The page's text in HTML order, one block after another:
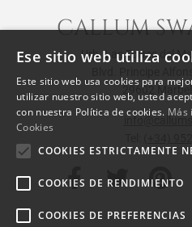
CALLUM
Urb. Las Torres del
29602
Ese sitio web utiliza
Este sitio web usa cookies para
utilizar nuestro sitio web, usted
con nuestra Política de cookies. Más
Cookies
COOKIES ESTRICTAMENTE
COOKIES DE RENDIMIENTO
COOKIES DE PREFERENCIAS